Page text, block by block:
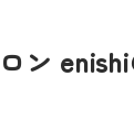
ン